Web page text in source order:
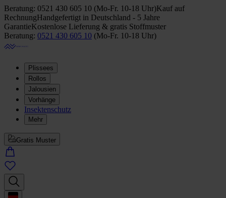
Beratung: 0521 430 605 10 (Mo-Fr. 10-18 Uhr)Kauf auf
RechnungHandgefertigt in Deutschland - 5 Jahre
GarantieKostenlose Lieferung & gratis Stoffmuster
Beratung: 0521 430 605 10 (Mo-Fr. 10-18 Uhr)
Plissees
Rollos
Jalousien
Vorhänge
Insektenschutz
Mehr
Gratis Muster